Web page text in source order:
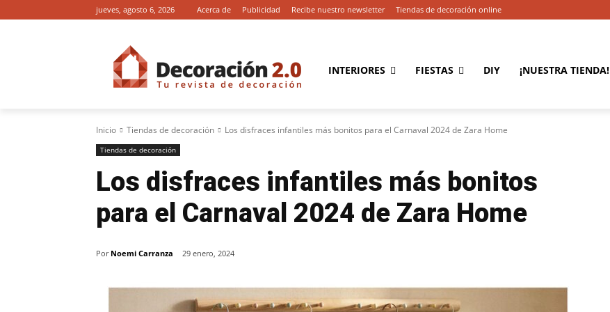
jueves, agosto 6, 2026 Acerca de Publicidad Recibe nuestro newsletter Tiendas de decoración online
INTERIORES FIESTAS DIY ¡NUESTRA TIENDA!
Inicio Tiendas de decoración Los disfraces infantiles más bonitos para el Carnaval 2024 de Zara Home
Tiendas de decoración
Los disfraces infantiles más bonitos
para el Carnaval 2024 de Zara Home
Por Noemi Carranza 29 enero, 2024